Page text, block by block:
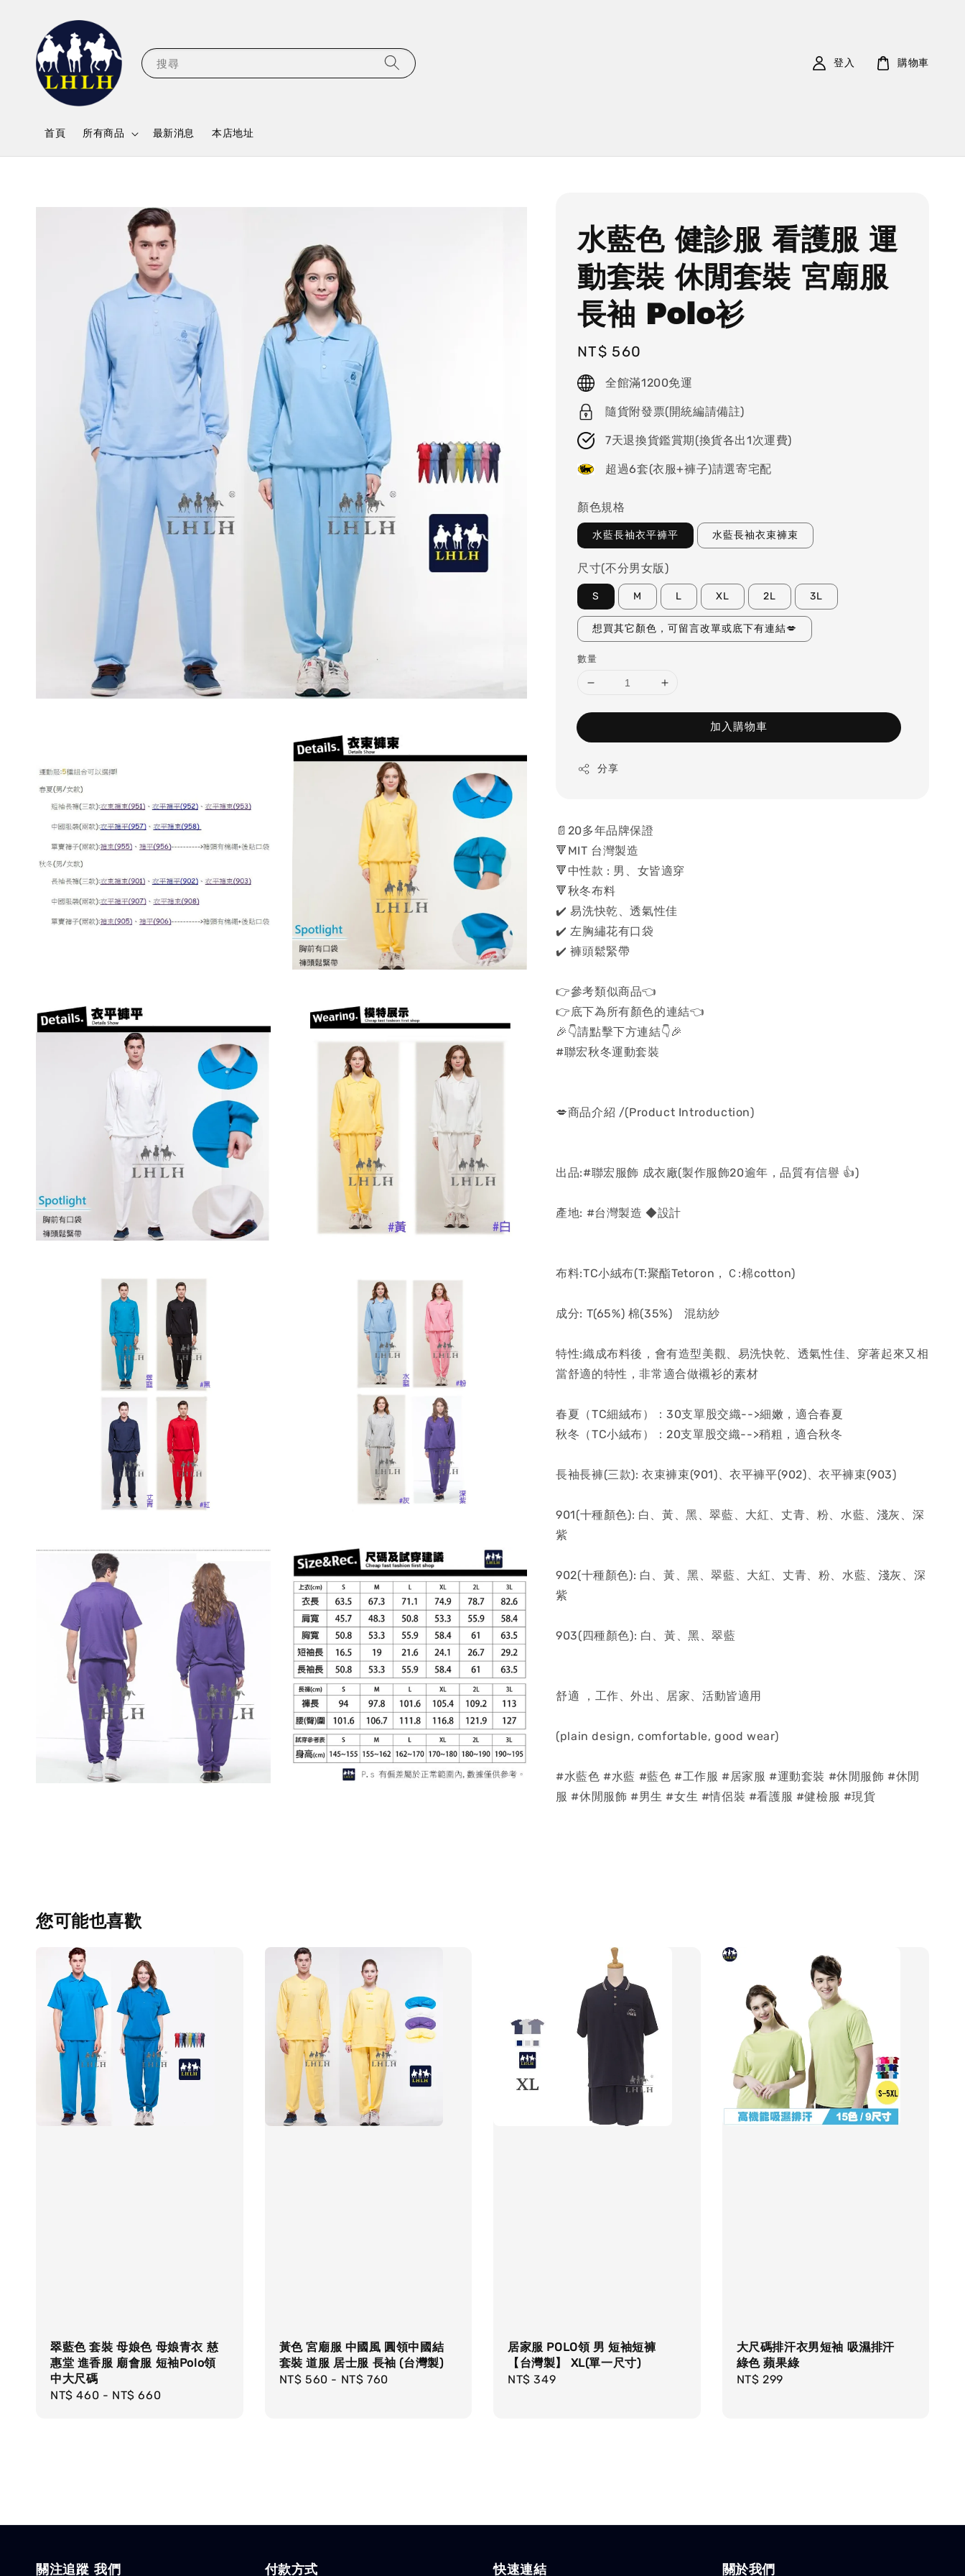
搜尋
首頁 所有商品 最新消息 本店地址
登入 購物車
水藍色 健診服 看護服 運
動套裝 休閒套裝 宮廟服
長袖 Polo衫
Regular
price
NT$ 560
全館滿1200免運
隨貨附發票(開統編請備註)
7天退換貨鑑賞期(換貨各出1次運費)
超過6套(衣服+褲子)請選寄宅配
顏色規格
水藍長袖衣平褲平 水藍長袖衣束褲束
尺寸(不分男女版)
S M L XL 2L 3L
想買其它顏色，可留言改單或底下有連結💋
數量
加入購物車
分享
📄20多年品牌保證
🔻MIT 台灣製造
🔻中性款 : 男、女皆適穿
🔻秋冬布料
✔️ 易洗快乾、透氣性佳
✔️ 左胸繡花有口袋
✔️ 褲頭鬆緊帶
👉參考類似商品👈
👉底下為所有顏色的連結👈
🎉👇請點擊下方連結👇🎉
#聯宏秋冬運動套裝
💋商品介紹 /(Product Introduction)
出品:#聯宏服飾 成衣廠(製作服飾20逾年，品質有信譽 👍)
產地: #台灣製造 ◆設計
布料:TC小絨布(T:聚酯Tetoron，Ｃ:棉cotton)
成分: T(65%) 棉(35%) 混紡紗
特性:織成布料後，會有造型美觀、易洗快乾、透氣性佳、穿著起來又相
當舒適的特性，非常適合做襯衫的素材
春夏（TC細絨布）：30支單股交織-->細嫩，適合春夏
秋冬（TC小絨布）：20支單股交織-->稍粗，適合秋冬
長袖長褲(三款): 衣束褲束(901)、衣平褲平(902)、衣平褲束(903)
901(十種顏色): 白、黃、黑、翠藍、大紅、丈青、粉、水藍、淺灰、深
紫
902(十種顏色): 白、黃、黑、翠藍、大紅、丈青、粉、水藍、淺灰、深
紫
903(四種顏色): 白、黃、黑、翠藍
舒適 ，工作、外出、居家、活動皆適用
(plain design, comfortable, good wear)
#水藍色 #水藍 #藍色 #工作服 #居家服 #運動套裝 #休閒服飾 #休閒
服 #休閒服飾 #男生 #女生 #情侶裝 #看護服 #健檢服 #現貨
您可能也喜歡
翠藍色 套裝 母娘色 母娘青衣 慈
惠堂 進香服 廟會服 短袖Polo領
中大尺碼
Regular
NT$ 460 - NT$ 660
黃色 宮廟服 中國風 圓領中國結
套裝 道服 居士服 長袖 (台灣製)
Regular
NT$ 560 - NT$ 760
居家服 POLO領 男 短袖短褲
【台灣製】 XL(單一尺寸)
Regular
NT$ 349
大尺碼排汗衣男短袖 吸濕排汗
綠色 蘋果綠
Regular
NT$ 299
關注追蹤 我們 付款方式 快速連結 關於我們